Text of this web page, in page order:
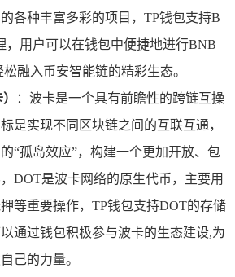
各种丰富多彩的项目，TP钱包支持B
，用户可以在钱包中便捷地进行BNB
融入币安智能链的精彩生态。
：波卡是一个具有前瞻性的跨链互操
是实现不同区块链之间的互联互通，
“孤岛效应”，构建一个更加开放、包
DOT是波卡网络的原生代币，主要用
等重要操作，TP钱包支持DOT的存储
通过钱包积极参与波卡的生态建设,为
己的力量。